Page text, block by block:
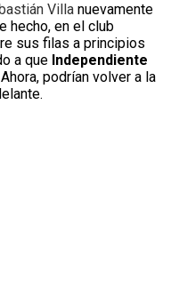
Villa nuevamente
hecho, en el club
sus filas a principios
a que Independiente
podrían volver a la